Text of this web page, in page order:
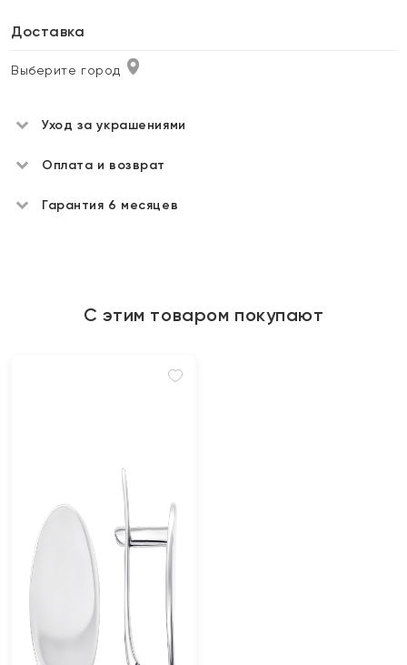
Доставка
Выберите город
Уход за украшениями
Оплата и возврат
Гарантия 6 месяцев
С этим товаром покупают